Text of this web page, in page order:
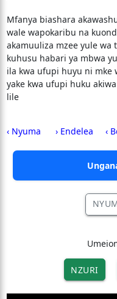
Mfanya biashara
wale wapokaribu na
akamuuliza mzee yule wa
kuhusu habari ya mbwa
ila kwa ufupi huyu ni mke
yake kwa ufupi huku
lile
‹ Nyuma › Endelea ‹
NZURI